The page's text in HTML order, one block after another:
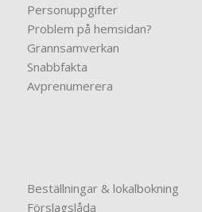
Personuppgifter
Problem på hemsidan?
Grannsamverkan
Snabbfakta
Avprenumerera
Beställningar & lokalbokning
Förslagslåda